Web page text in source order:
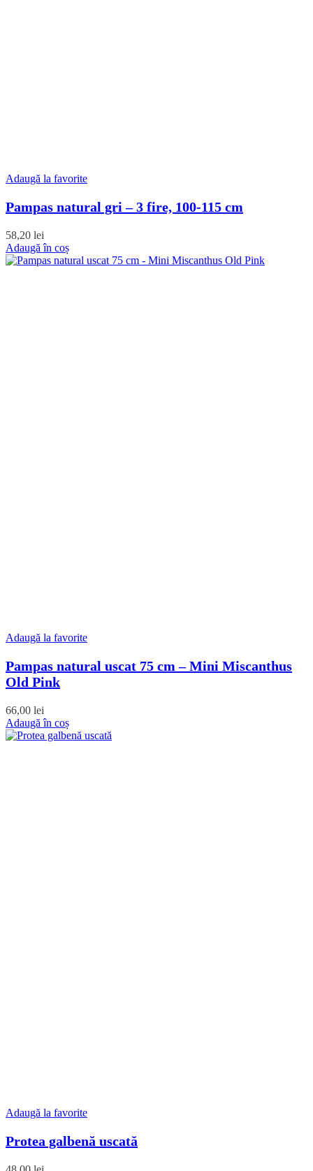
Adaugă la favorite
Pampas natural gri – 3 fire, 100-115 cm
58,20 lei
Adaugă în coș
Adaugă la favorite
Pampas natural uscat 75 cm – Mini Miscanthus
Old Pink
66,00 lei
Adaugă în coș
Adaugă la favorite
Protea galbenă uscată